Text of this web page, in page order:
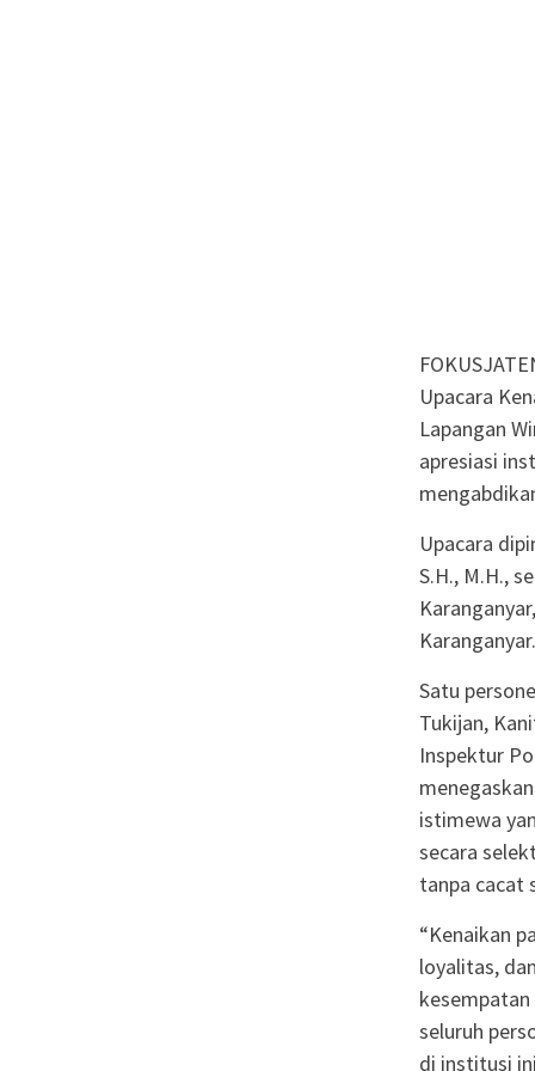
Upacara
Lapangan
apresiasi
Upacara
S.H., M.H.,
Karanganyar.
Satu
Tukijan,
Inspektur
istimewa
secara
tanpa cacat
“Kenaikan
loyalitas,
seluruh
di institusi